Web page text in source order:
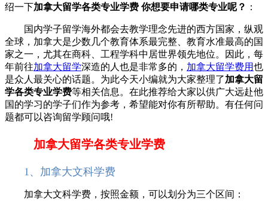
绍一下加拿大留学各类专业学费 你想要申请哪类专业呢？ ：
国内学子留学海外都会去教学理念先进的西方国家，纵观
全球，加拿大是少数几个教育体系最完整、教育水准最高的国
家之一，尤其在商科、工程学科中居世界领先地位。因此，每
年前往加拿大留学深造的人也是非常多的， 加拿大留学费用也
是众人最关心的话题。为此今天小编就为大家整理了加拿大留
学各类专业学费等相关信息。在此推荐给大家以供广大远赴他
国的学习的学子们作为参考，希望能对你有所帮助。有任何问
题都可以咨询留学顾问哦!
加拿大留学各类专业学费
1、加拿大文科学费
加拿大文科学费，按照金额，可以划分为三个区间：